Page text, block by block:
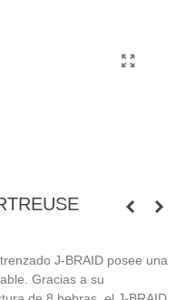
J-BRAID posee una
Gracias a su